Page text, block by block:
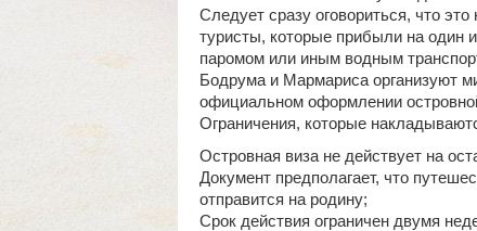
Следует сразу оговориться, что
туристы, которые прибыли на один
паромом или иным водным
Бодрума и Мармариса организуют
официальном оформлении
Ограничения, которые
Островная виза не действует на
Документ предполагает, что
отправится на родину;
Срок действия ограничен двумя